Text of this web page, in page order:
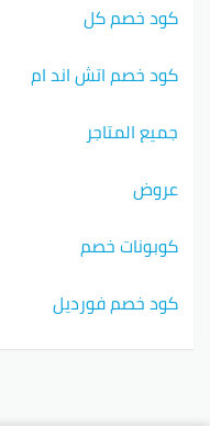
كود خصم كل
كود خصم اتش اند ام
جميع المتاجر
عروض
كوبونات خصم
كود خصم فورديل